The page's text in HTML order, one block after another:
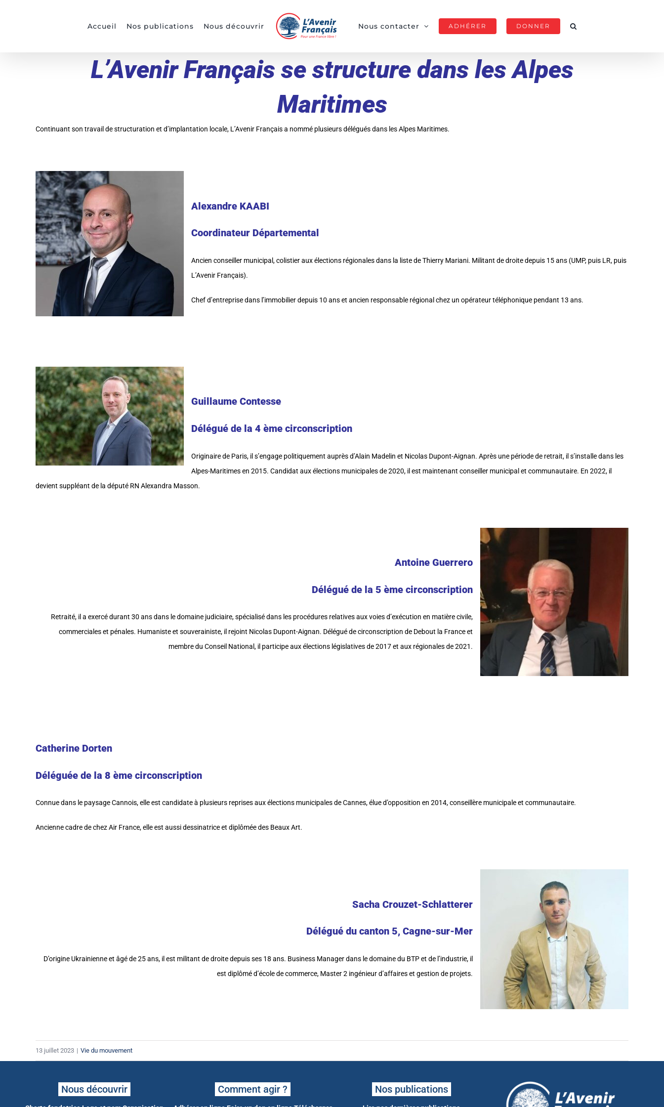
Accueil Nos publications Nous découvrir Nous contacter ADHÉRER DONNER
L’Avenir Français se structure dans les Alpes
Maritimes
Continuant son travail de structuration et d’implantation locale, L’Avenir Français a nommé plusieurs délégués dans les Alpes Maritimes.
Alexandre KAABI
Coordinateur Départemental
Ancien conseiller municipal, colistier aux élections régionales dans la liste de Thierry Mariani. Militant de droite depuis 15 ans (UMP, puis LR, puis
L’Avenir Français).
Chef d’entreprise dans l’immobilier depuis 10 ans et ancien responsable régional chez un opérateur téléphonique pendant 13 ans.
Guillaume Contesse
Délégué de la 4 ème circonscription
Originaire de Paris, il s’engage politiquement auprès d’Alain Madelin et Nicolas Dupont-Aignan. Après une période de retrait, il s’installe dans les
Alpes-Maritimes en 2015. Candidat aux élections municipales de 2020, il est maintenant conseiller municipal et communautaire. En 2022, il
devient suppléant de la député RN Alexandra Masson.
Antoine Guerrero
Délégué de la 5 ème circonscription
Retraité, il a exercé durant 30 ans dans le domaine judiciaire, spécialisé dans les procédures relatives aux voies d’exécution en matière civile,
commerciales et pénales. Humaniste et souverainiste, il rejoint Nicolas Dupont-Aignan. Délégué de circonscription de Debout la France et
membre du Conseil National, il participe aux élections législatives de 2017 et aux régionales de 2021.
Catherine Dorten
Déléguée de la 8 ème circonscription
Connue dans le paysage Cannois, elle est candidate à plusieurs reprises aux élections municipales de Cannes, élue d’opposition en 2014, conseillère municipale et communautaire.
Ancienne cadre de chez Air France, elle est aussi dessinatrice et diplômée des Beaux Art.
Sacha Crouzet-Schlatterer
Délégué du canton 5, Cagne-sur-Mer
D’origine Ukrainienne et âgé de 25 ans, il est militant de droite depuis ses 18 ans. Business Manager dans le domaine du BTP et de l’industrie, il
est diplômé d’école de commerce, Master 2 ingénieur d’affaires et gestion de projets.
13 juillet 2023 | Vie du mouvement
Nous découvrir Comment agir ? Nos publications